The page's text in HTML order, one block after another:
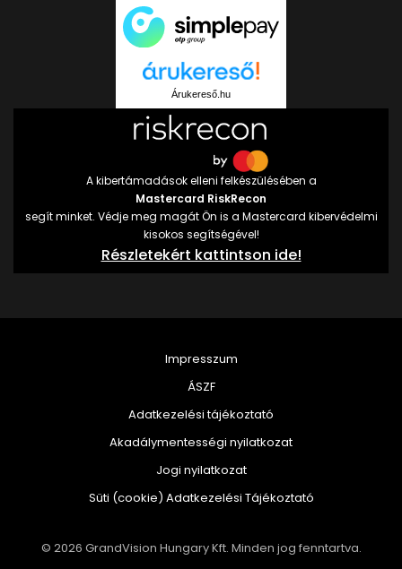
Árukereső.hu
A kibertámadások elleni felkészülésében a
Mastercard RiskRecon
segít minket. Védje meg magát Ön is a Mastercard kibervédelmi
kisokos segítségével!
Részletekért kattintson ide!
© 2026 GrandVision Hungary Kft. Minden jog fenntartva.
Impresszum
ÁSZF
Adatkezelési tájékoztató
Akadálymentességi nyilatkozat
Jogi nyilatkozat
Süti (cookie) Adatkezelési Tájékoztató